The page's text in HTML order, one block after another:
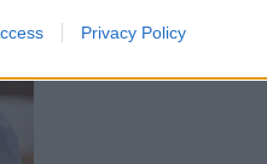
Privacy Policy